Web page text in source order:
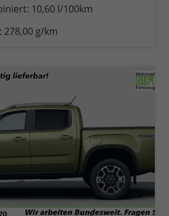
10,60 l/100km
278,00 g/km